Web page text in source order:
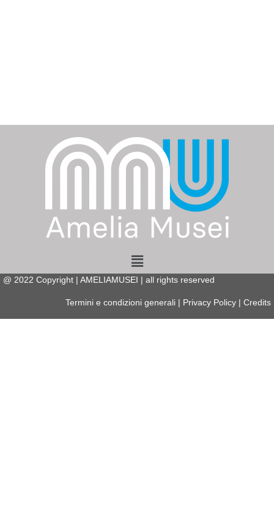
Menu
@ 2022 Copyright | AMELIAMUSEI | all rights reserved
Termini e condizioni generali Privacy Policy Credits